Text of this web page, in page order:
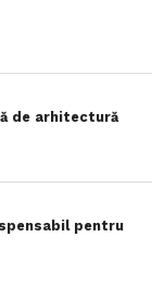
de arhitectură
pentru